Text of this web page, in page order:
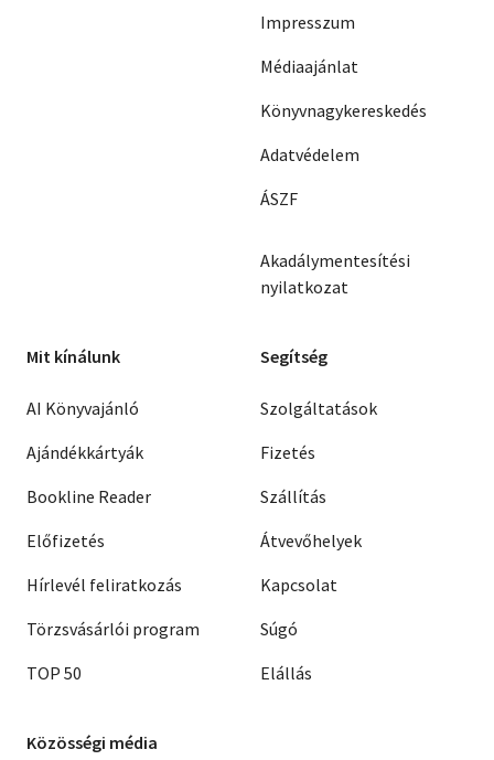
Impresszum
Médiaajánlat
Könyvnagykereskedés
Adatvédelem
ÁSZF
Akadálymentesítési
nyilatkozat
Mit kínálunk
AI Könyvajánló
Ajándékkártyák
Bookline Reader
Előfizetés
Hírlevél feliratkozás
Törzsvásárlói program
TOP 50
Segítség
Szolgáltatások
Fizetés
Szállítás
Átvevőhelyek
Kapcsolat
Súgó
Elállás
Közösségi média